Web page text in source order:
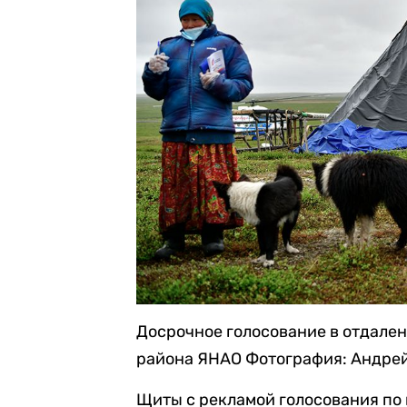
Досрочное голосование в
района ЯНАО Фотография:
Щиты с рекламой голосования